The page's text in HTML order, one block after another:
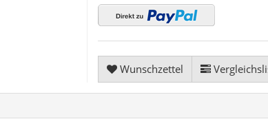
Wunschzettel